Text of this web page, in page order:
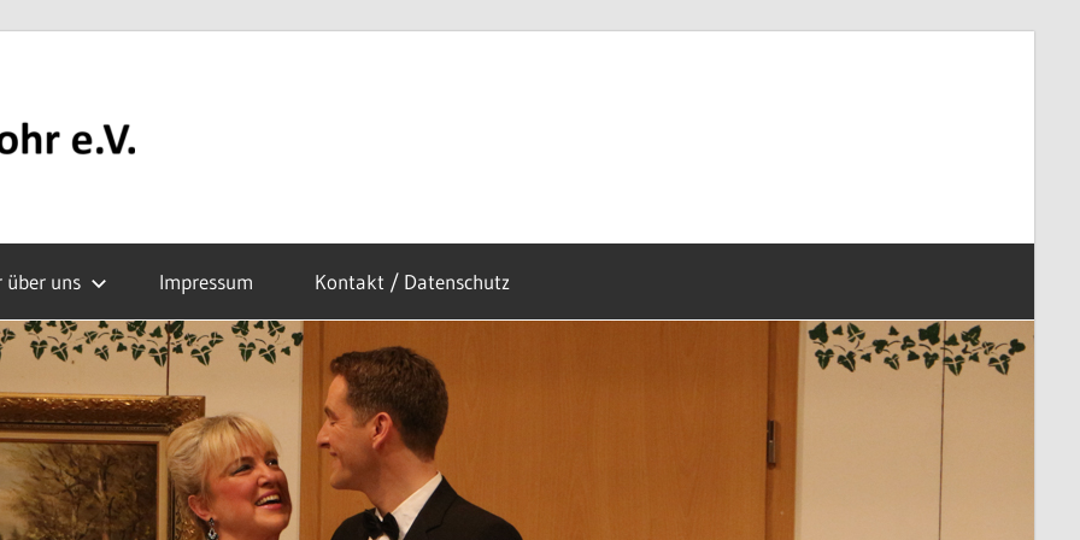
e.V.
über uns Impressum Kontakt / Datenschutz